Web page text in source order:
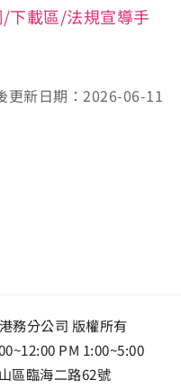
下載區/法規宣導手
更新日期：2026-06-11
務分公司 版權所有
PM 1:00~5:00
區臨海二路62號